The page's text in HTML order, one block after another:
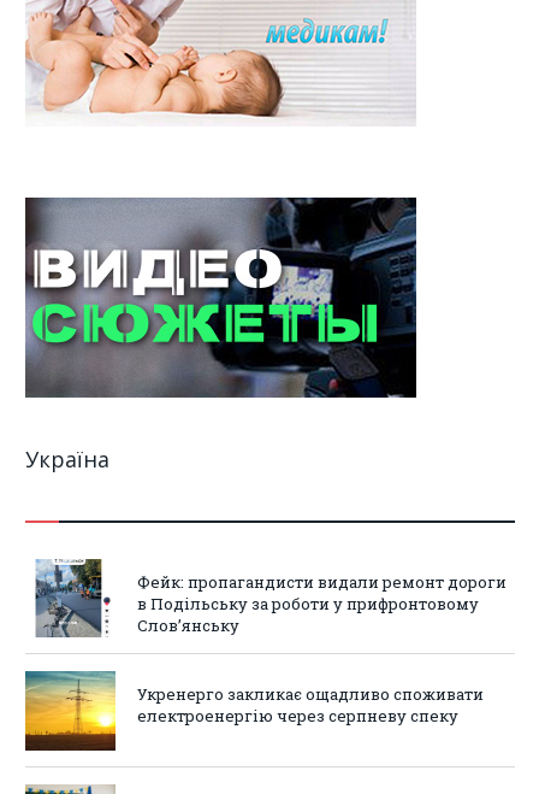
Україна
Фейк: пропагандисти видали ремонт дороги
в Подільську за роботи у прифронтовому
Слов’янську
Укренерго закликає ощадливо споживати
електроенергію через серпневу спеку